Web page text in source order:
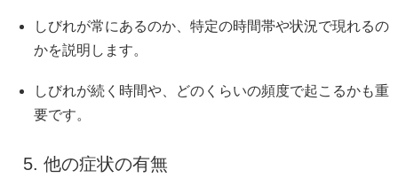
しびれが常にあるのか、特定の時間帯や状況で現れるの
かを説明します。
しびれが続く時間や、どのくらいの頻度で起こるかも重
要です。
5. 他の症状の有無